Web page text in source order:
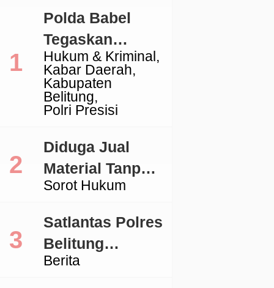
Hukum & Kriminal
Kabar Daerah
Kabupaten
Belitung
Polri Presisi
Polda Babel
Tegaskan
Komitmen
Penegakan
Hukum Terkait
Pasir Timah
Ilegal Di
Belitung
Sorot Hukum
Diduga Jual
Material Tanpa
Izin, Aktivitas
Lingga Jadi
Sorotan
Berita
Satlantas Polres
Belitung
Tertibkan